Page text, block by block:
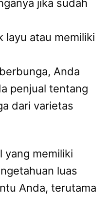
jika sudah
layu atau memiliki
Anda
penjual tentang
dari varietas
yang memiliki
luas
Anda, terutama